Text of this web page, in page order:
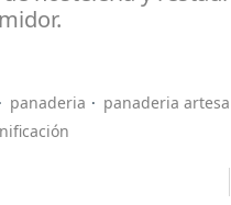
panaderia
panaderia